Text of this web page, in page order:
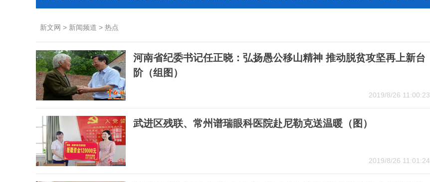
新文网 > 新闻频道 > 热点
河南省纪委书记任正晓：弘扬愚公移山精神 推动脱贫攻坚再上新台
阶（组图）
2019/8/26 11:00:23
武进区残联、常州谱瑞眼科医院赴尼勒克送温暖（图）
2019/8/26 11:01:24